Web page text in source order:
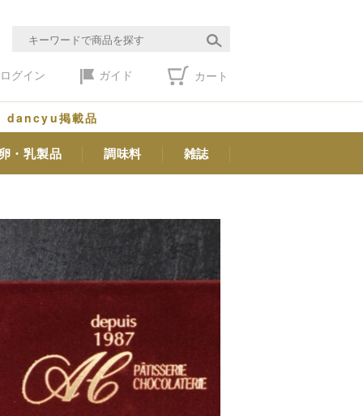
ログイン ガイド カート
dancyu掲載品
・乳製品 調味料 雑誌